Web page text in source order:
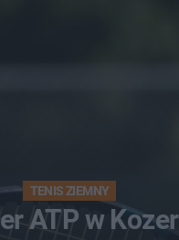
TENIS ZIEMNY
ATP w